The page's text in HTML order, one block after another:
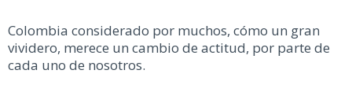
Colombia considerado por muchos, cómo un gran
vividero, merece un cambio de actitud, por parte de
cada uno de nosotros.